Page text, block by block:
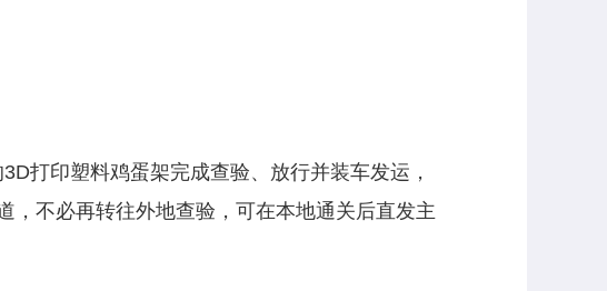
打印塑料鸡蛋架完成查验、放行并装车发运，
，不必再转往外地查验，可在本地通关后直发主